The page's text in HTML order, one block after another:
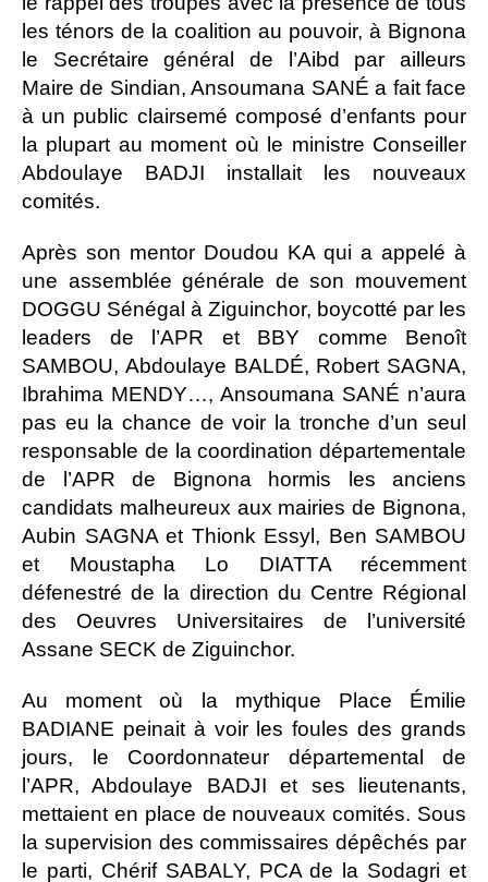
les ténors de la coalition au pouvoir, à Bignona
le Secrétaire général de l’Aibd par ailleurs
Maire de Sindian, Ansoumana SANÉ a fait face
à un public clairsemé composé d’enfants pour
la plupart au moment où le ministre Conseiller
Abdoulaye BADJI installait les nouveaux
comités.
Après son mentor Doudou KA qui a appelé à
une assemblée générale de son mouvement
DOGGU Sénégal à Ziguinchor, boycotté par les
leaders de l’APR et BBY comme Benoît
SAMBOU, Abdoulaye BALDÉ, Robert SAGNA,
Ibrahima MENDY…, Ansoumana SANÉ n’aura
pas eu la chance de voir la tronche d’un seul
responsable de la coordination départementale
de l’APR de Bignona hormis les anciens
candidats malheureux aux mairies de Bignona,
Aubin SAGNA et Thionk Essyl, Ben SAMBOU
et Moustapha Lo DIATTA récemment
défenestré de la direction du Centre Régional
des Oeuvres Universitaires de l’université
Assane SECK de Ziguinchor.
Au moment où la mythique Place Émilie
BADIANE peinait à voir les foules des grands
jours, le Coordonnateur départemental de
l’APR, Abdoulaye BADJI et ses lieutenants,
mettaient en place de nouveaux comités. Sous
la supervision des commissaires dépêchés par
le parti, Chérif SABALY, PCA de la Sodagri et